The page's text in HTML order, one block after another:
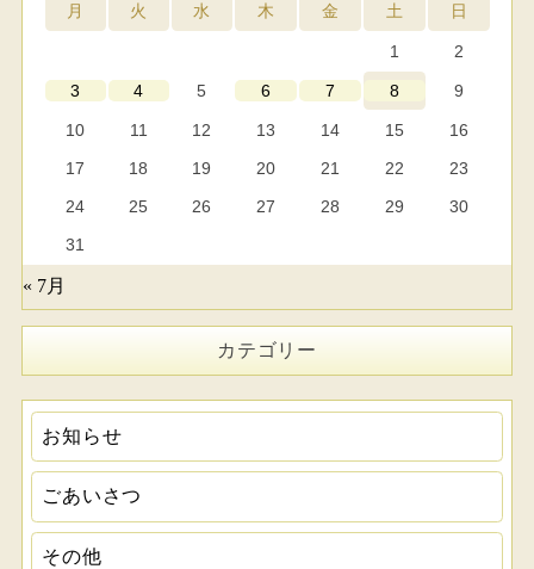
月 火 水 木 金 土 日
1 2
3 4 5 6 7 8 9
10 11 12 13 14 15
16
17
18 19 20 21 22
23
24
25 26 27 28 29
30
31
« 7月
カテゴリー
お知らせ
ごあいさつ
その他